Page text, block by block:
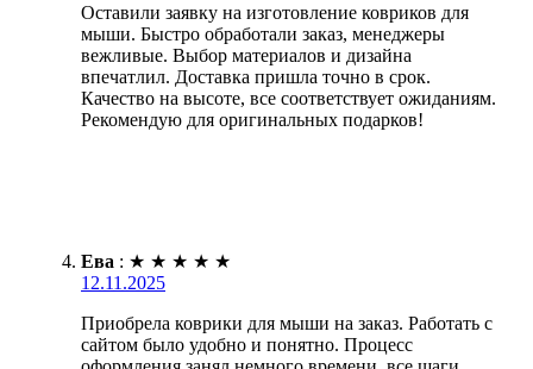
Оставили заявку на изготовление ковриков для
мыши. Быстро обработали заказ, менеджеры
вежливые. Выбор материалов и дизайна
впечатлил. Доставка пришла точно в срок.
Качество на высоте, все соответствует ожиданиям.
Рекомендую для оригинальных подарков!
Ева : ★ ★ ★ ★ ★
12.11.2025
Приобрела коврики для мыши на заказ. Работать с
сайтом было удобно и понятно. Процесс